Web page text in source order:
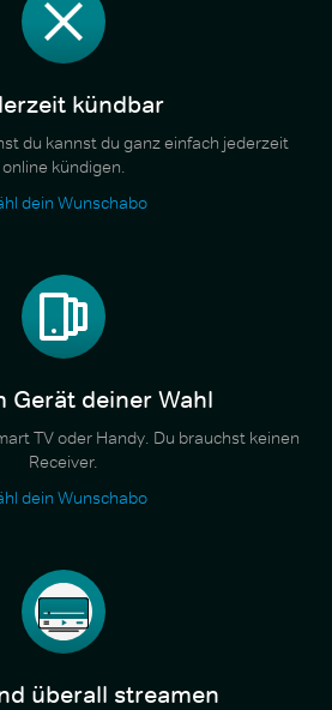
kündbar
du kannst du ganz einfach jederzeit
online kündigen.
dein Wunschabo
Gerät deiner Wahl
TV oder Handy. Du brauchst keinen
Receiver.
dein Wunschabo
überall streamen